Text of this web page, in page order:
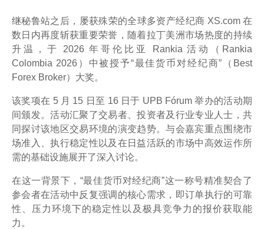
继秘鲁站之后，屡获殊荣的全球多资产经纪商 XS.com 在
数日内再度斩获重要荣誉，随着拉丁美洲市场热度的持续
升温，于 2026 年哥伦比亚 Rankia 活动（Rankia
Colombia 2026）中被授予“最佳货币对经纪商”（Best
Forex Broker）大奖。
该奖项在 5 月 15 日至 16 日于 UPB Fórum 举办的活动期
间颁发。活动汇聚了交易者、投资者及行业专业人士，共
同探讨该地区交易环境的演变趋势。与会嘉宾重点围绕市
场准入、执行稳定性以及在日益活跃的市场中高效运作所
需的基础设施展开了深入讨论。
在这一背景下，“最佳货币对经纪商”这一称号精准契合了
参会者在活动中反复强调的核心需求，即订单执行的可靠
性、压力环境下的稳定性以及极具竞争力的报价获取能
力。